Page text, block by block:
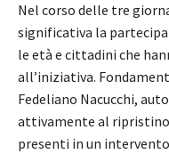
Nel corso delle tre
significativa la
le età e cittadini che
all’iniziativa.
Fedeliano Nacucchi,
attivamente al ripristino
presenti in un